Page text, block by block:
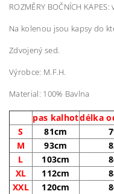
ROZMĚRY BOČNÍCH
Na kolenou jsou kapsy do
Zdvojený sed.
Výrobce: M.F.H.
Material: 100% Bavlna
pas kalhotdélka
S
81cm
M
93cm
L
103cm
XL
112cm
XXL
120cm